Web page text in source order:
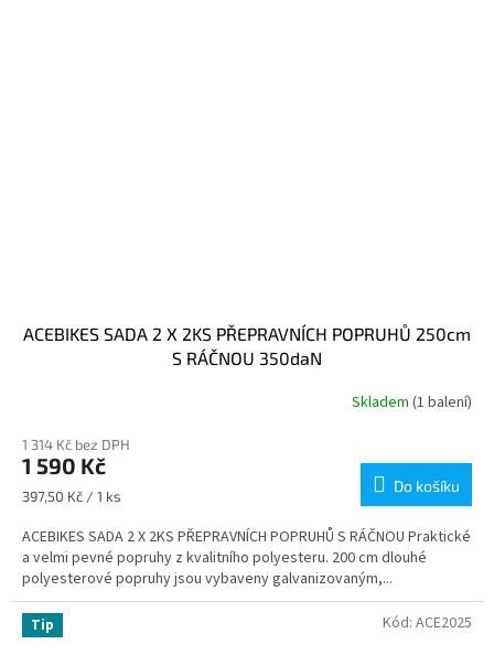
ACEBIKES SADA 2 X 2KS PŘEPRAVNÍCH POPRUHŮ 250cm
S RÁČNOU 350daN
Skladem (1 balení)
1 314 Kč bez DPH
1 590 Kč
Měrná
397,50 Kč / 1 ks
Do košíku
ACEBIKES SADA 2 X 2KS PŘEPRAVNÍCH POPRUHŮ S RÁČNOU Praktické
a velmi pevné popruhy z kvalitního polyesteru. 200 cm dlouhé
polyesterové popruhy jsou vybaveny galvanizovaným,...
Tip Kód: ACE2025